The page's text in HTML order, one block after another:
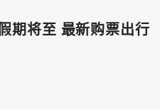
期将至 最新购票出行